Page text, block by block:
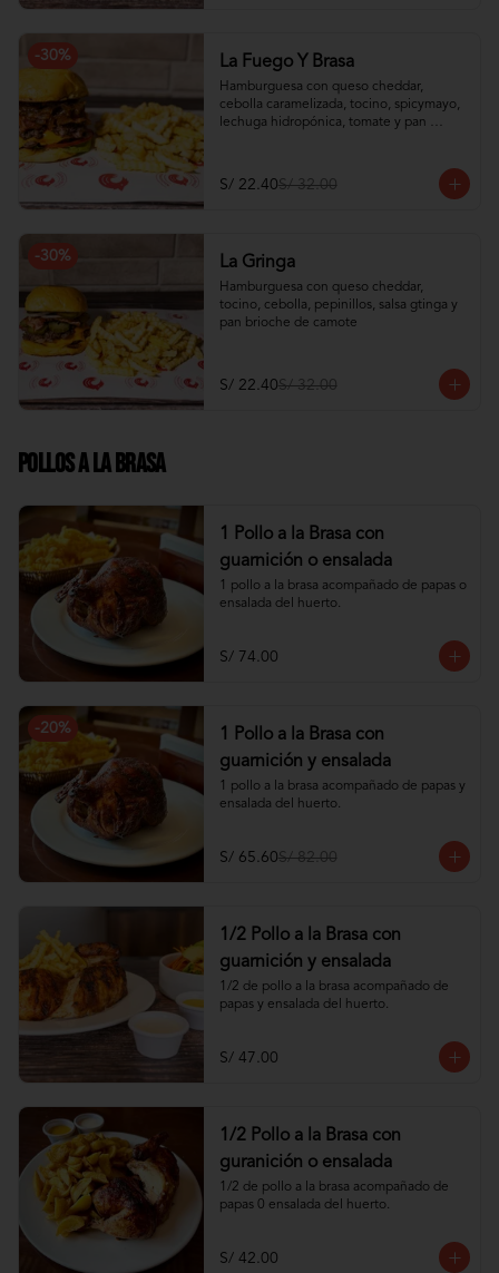
-30% La Fuego Y Brasa
Hamburguesa con queso cheddar,
cebolla caramelizada, tocino, spicymayo,
lechuga hidropónica, tomate y pan
S/ 22.40S/ 32.00
-30% La Gringa
Hamburguesa con queso cheddar,
tocino, cebolla, pepinillos, salsa gtinga y
pan brioche de camote
S/ 22.40S/ 32.00
Pollos a la Brasa
1 Pollo a la Brasa con
guarnición o ensalada
1 pollo a la brasa acompañado de papas o
ensalada del huerto.
S/ 74.00
-20%
1 Pollo a la Brasa con
guarnición y ensalada
1 pollo a la brasa acompañado de papas y
ensalada del huerto.
S/ 65.60S/ 82.00
1/2 Pollo a la Brasa con
guarnición y ensalada
1/2 de pollo a la brasa acompañado de
papas y ensalada del huerto.
S/ 47.00
1/2 Pollo a la Brasa con
guranición o ensalada
1/2 de pollo a la brasa acompañado de
papas 0 ensalada del huerto.
S/ 42.00